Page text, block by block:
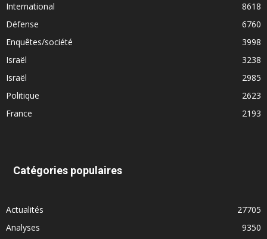
International
8618
Défense
6760
Enquêtes/société
3998
Israël
3238
Israël
2985
Politique
2623
France
2193
Catégories populaires
Actualités
27705
Analyses
9350